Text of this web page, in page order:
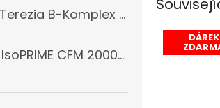
Terezia Terezia B-Komplex super forte 100 tablet
produktu je 5 z 5 hvězdiček.
Fitsport IsoPRIME CFM 2000g + šejkr
produktu je 5 z 5 hvězdiček.
DÁREK